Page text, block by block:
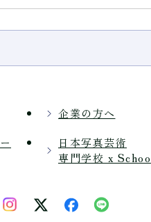
企業の方へ
日本写真芸術
専門学校 x Schoo